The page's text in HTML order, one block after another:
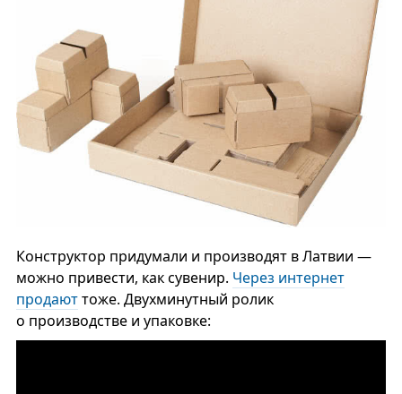
Конструктор придумали и производят в Латвии —
можно привести, как сувенир. Через интернет
продаюттоже. Двухминутный ролик
о производстве и упаковке: